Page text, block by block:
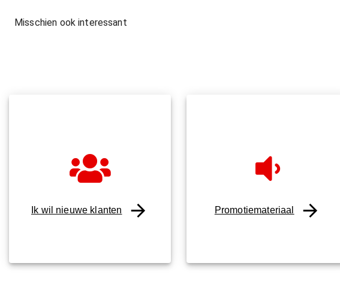
Misschien ook interessant
Ik wil nieuwe klanten Promotiemateriaal